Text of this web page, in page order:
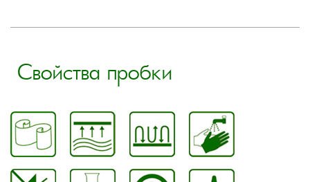
Свойства пробки